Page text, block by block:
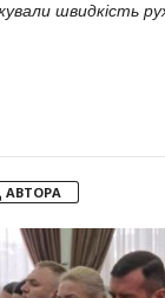
швидкість
АВТОРА